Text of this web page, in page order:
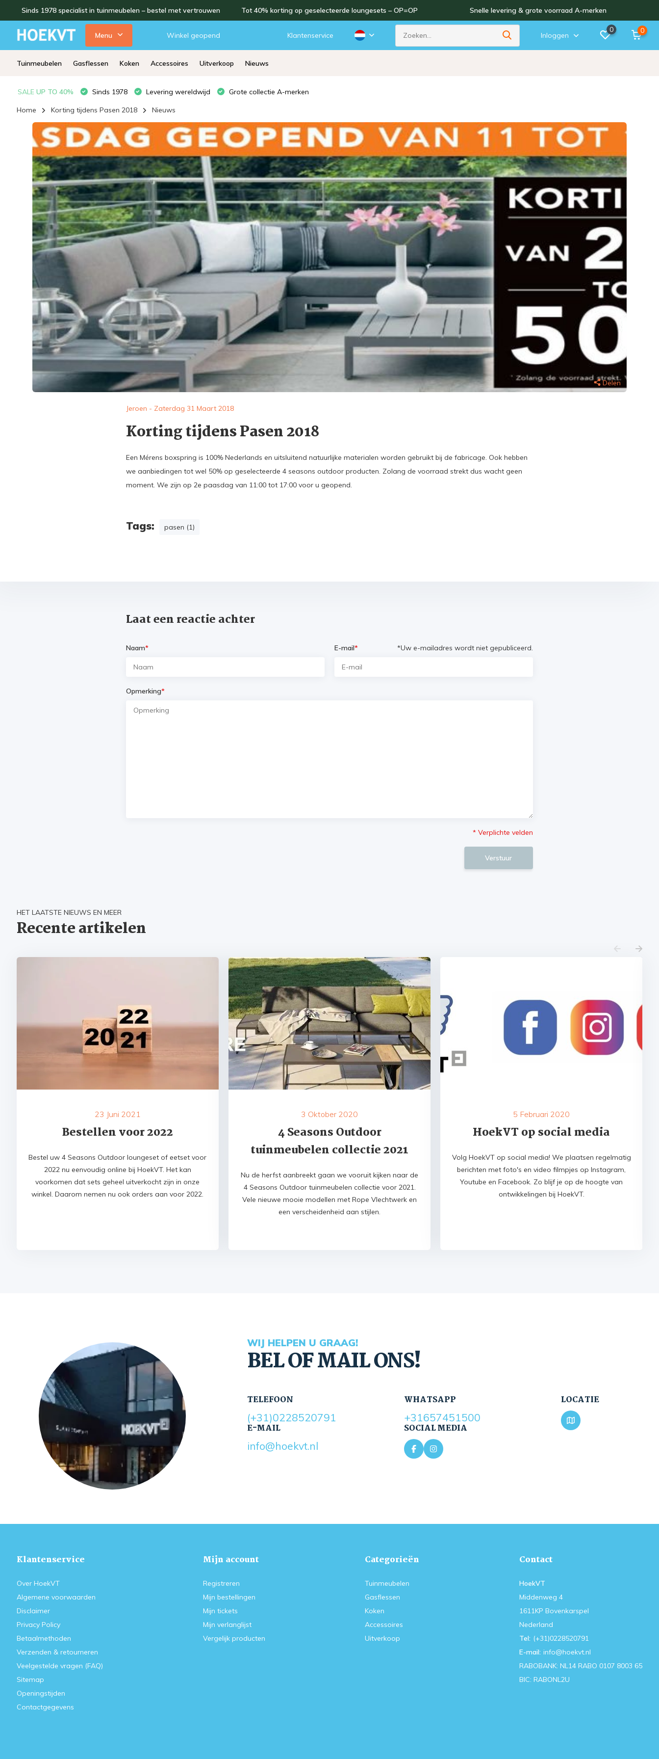
Sinds 1978 specialist in tuinmeubelen – bestel met vertrouwen Tot 40% korting op geselecteerde loungesets – OP=OP Snelle levering & grote voorraad A-merken
Menu Winkel geopend Klantenservice Inloggen
0 0
Tuinmeubelen Gasflessen Koken Accessoires Uitverkoop Nieuws
SALE UP TO 40% Sinds 1978 Levering wereldwijd Grote collectie A-merken
Home Korting tijdens Pasen 2018 Nieuws
Delen
Jeroen - Zaterdag 31 Maart 2018
Korting tijdens Pasen 2018
Een Mérens boxspring is 100% Nederlands en uitsluitend natuurlijke materialen worden gebruikt bij de fabricage. Ook hebben
we aanbiedingen tot wel 50% op geselecteerde 4 seasons outdoor producten. Zolang de voorraad strekt dus wacht geen
moment. We zijn op 2e paasdag van 11:00 tot 17:00 voor u geopend.
Tags: pasen (1)
Laat een reactie achter
Naam* E-mail* *Uw e-mailadres wordt niet gepubliceerd.
Opmerking*
* Verplichte velden
Verstuur
HET LAATSTE NIEUWS EN MEER
Recente artikelen
23 Juni 2021
Bestellen voor 2022
Bestel uw 4 Seasons Outdoor loungeset of eetset voor
2022 nu eenvoudig online bij HoekVT. Het kan
voorkomen dat sets geheel uitverkocht zijn in onze
winkel. Daarom nemen nu ook orders aan voor 2022.
3 Oktober 2020
4 Seasons Outdoor
tuinmeubelen collectie 2021
Nu de herfst aanbreekt gaan we vooruit kijken naar de
4 Seasons Outdoor tuinmeubelen collectie voor 2021.
Vele nieuwe mooie modellen met Rope Vlechtwerk en
een verscheidenheid aan stijlen.
5 Februari 2020
HoekVT op social media
Volg HoekVT op social media! We plaatsen regelmatig
berichten met foto's en video filmpjes op Instagram,
Youtube en Facebook. Zo blijf je op de hoogte van
ontwikkelingen bij HoekVT.
WIJ HELPEN U GRAAG!
BEL OF MAIL ONS!
TELEFOON
(+31)0228520791
E-MAIL
info@hoekvt.nl
WHATSAPP
+31657451500
SOCIAL MEDIA
LOCATIE
Klantenservice
Over HoekVT
Algemene voorwaarden
Disclaimer
Privacy Policy
Betaalmethoden
Verzenden & retourneren
Veelgestelde vragen (FAQ)
Sitemap
Openingstijden
Contactgegevens
Mijn account
Registreren
Mijn bestellingen
Mijn tickets
Mijn verlanglijst
Vergelijk producten
Categorieën
Tuinmeubelen
Gasflessen
Koken
Accessoires
Uitverkoop
Contact
HoekVT
Middenweg 4
1611KP Bovenkarspel
Nederland
Tel: (+31)0228520791
E-mail: info@hoekvt.nl
RABOBANK: NL14 RABO 0107 8003 65
BIC: RABONL2U